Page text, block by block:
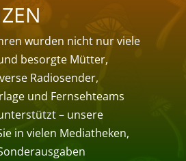
wurden nicht nur viele
besorgte Mütter,
Radiosender,
und Fernsehteams
– unsere
in vielen Mediatheken,